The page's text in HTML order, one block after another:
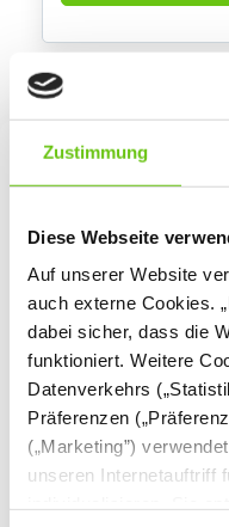
Zustimmung
Diese Webseite
Auf unserer Website
auch externe Cookies.
dabei sicher, dass die
funktioniert. Weitere
Datenverkehrs
Präferenzen
(„Marketing”)
unseren Internetauftriff